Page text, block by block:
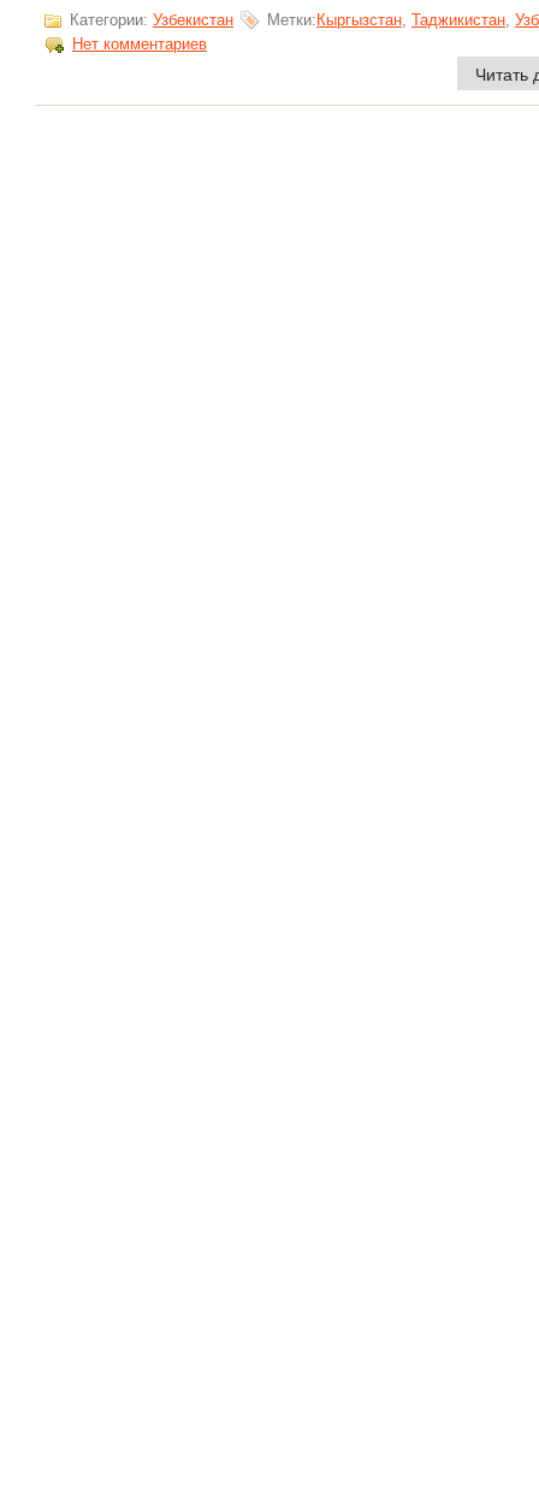
Категории: Узбекистан Метки:Кыргызстан Таджикистан
Нет комментариев
Читать